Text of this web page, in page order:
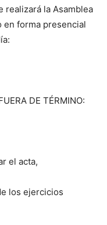
realizará la Asamblea
en forma presencial
DE TÉRMINO:
el acta,
los ejercicios